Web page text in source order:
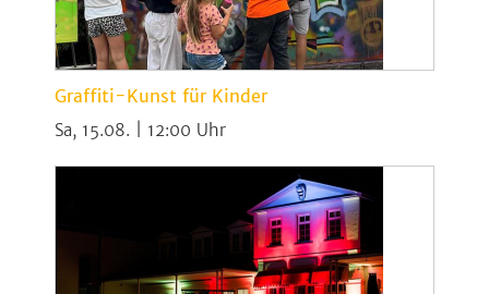
Graffiti-Kunst für Kinder
Sa, 15.08. | 12:00